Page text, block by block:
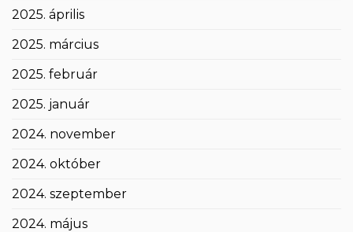
2025. április
2025. március
2025. február
2025. január
2024. november
2024. október
2024. szeptember
2024. május